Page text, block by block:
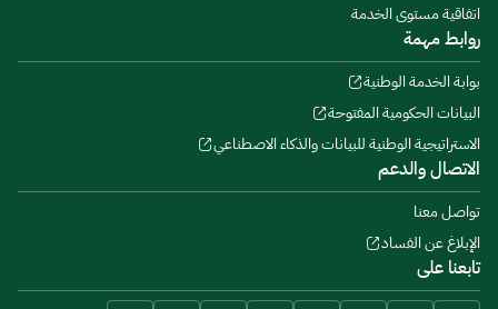
اتفاقية مستوى الخدمة
روابط مهمة
بوابة الخدمة الوطنية
البيانات الحكومية المفتوحة
الاستراتيجية الوطنية للبيانات والذكاء الاصطناعي
الاتصال والدعم
تواصل معنا
الإبلاغ عن الفساد
تابعنا على